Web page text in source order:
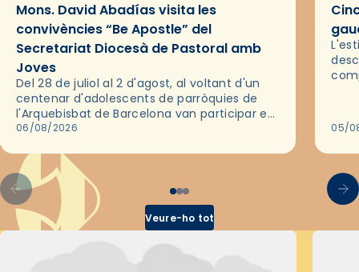
Mons. David Abadías visita les
convivències “Be Apostle” del
Secretariat Diocesà de Pastoral amb
Joves
Del 28 de juliol al 2 d'agost, al voltant d'un
centenar d'adolescents de parròquies de
l'Arquebisbat de Barcelona van participar en
les convivències Be Apostle, organitzades
06/08/2026 05/
Veure-ho tot